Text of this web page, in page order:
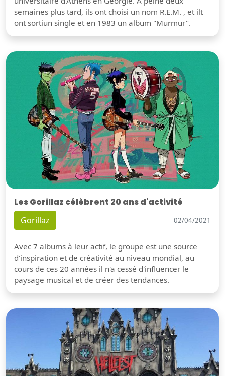
semaines plus tard, ils ont choisi un nom R.E.M. , et ilt
ont sortiun single et en 1983 un album "Murmur".
Les Gorillaz célèbrent 20 ans d'activité
Gorillaz 02/04/2021
Avec 7 albums à leur actif, le groupe est une source
d'inspiration et de créativité au niveau mondial, au
cours de ces 20 années il n'a cessé d'influencer le
paysage musical et de créer des tendances.